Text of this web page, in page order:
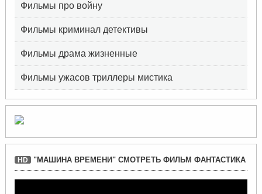
Фильмы про войну
Фильмы криминал детективы
Фильмы драма жизненные
Фильмы ужасов триллеры мистика
HD "МАШИНА ВРЕМЕНИ" СМОТРЕТЬ ФИЛЬМ ФАНТАСТИКА